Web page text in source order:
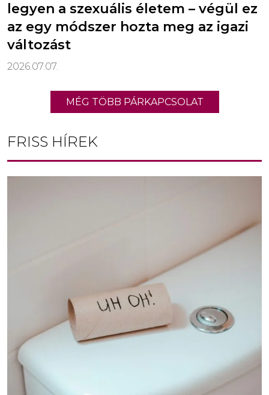
legyen a szexuális életem – végül ez
az egy módszer hozta meg az igazi
változást
2026.07.07.
MÉG TÖBB PÁRKAPCSOLAT
FRISS HÍREK